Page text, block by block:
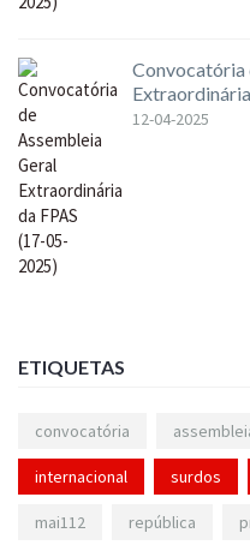
Convocatória
12-04-2025
ETIQUETAS
convocatória
internacional surdos
mai112 república